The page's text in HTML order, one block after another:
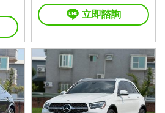
立即諮詢